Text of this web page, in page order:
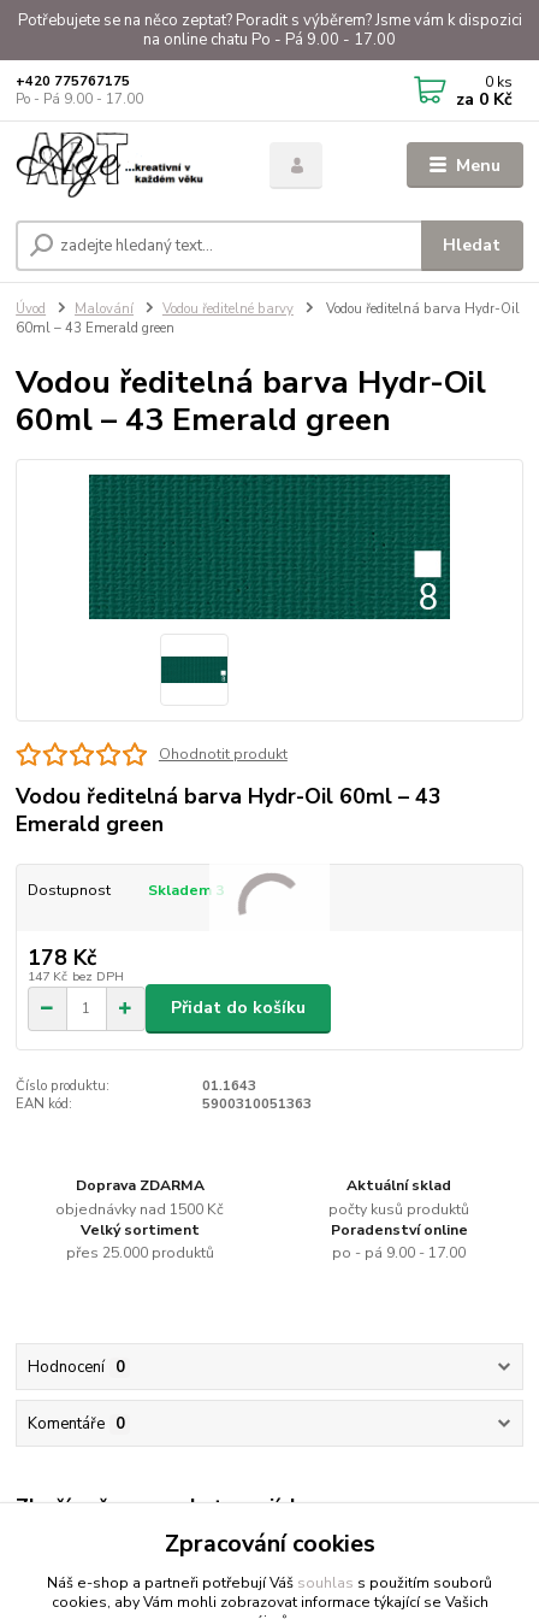
Potřebujete se na něco zeptat? Poradit s výběrem? Jsme vám k dispozici
na online chatu Po - Pá 9.00 - 17.00
Menu
Hledat
+420 775767175
Po - Pá 9.00 - 17.00
0 ks
za 0 Kč
Úvod Malování Vodou ředitelné barvy
Vodou ředitelná barva Hydr-Oil
60ml – 43 Emerald green
Vodou ředitelná barva Hydr-Oil
60ml – 43 Emerald green
Ohodnotit produkt
Vodou ředitelná barva Hydr-Oil 60ml – 43
Emerald green
Dostupnost Skladem 3
178 Kč
147 Kč bez DPH
Přidat do košíku
Číslo produktu:
01.1643
EAN kód:
5900310051363
Doprava ZDARMA
objednávky nad 1500 Kč
Aktuální sklad
počty kusů produktů
Velký sortiment
přes 25.000 produktů
Poradenství online
po - pá 9.00 - 17.00
Hodnocení 0
Komentáře 0
Zboží zařazeno v kategoriích
Vodou ředitelné barvyZpracování cookies
Náš e-shop a partneři potřebují Váš souhlas s použitím souborů
cookies, aby Vám mohli zobrazovat informace týkající se Vašich